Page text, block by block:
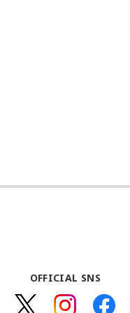
OFFICIAL SNS